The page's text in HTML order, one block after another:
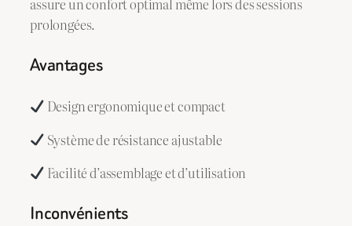
assure un confort optimal même lors des sessions
prolongées.
Avantages
Design ergonomique et compact
Système de résistance ajustable
Facilité d’assemblage et d’utilisation
Inconvénients